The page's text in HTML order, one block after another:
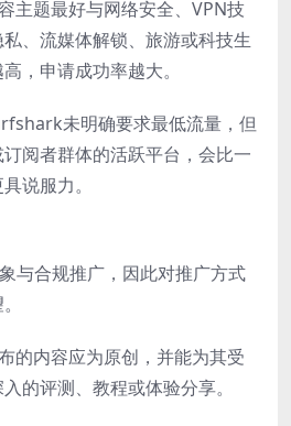
主题最好与网络安全、VPN技
、流媒体解锁、旅游或科技生
，申请成功率越大。
未明确要求最低流量，但
阅者群体的活跃平台，会比一
说服力。
与合规推广，因此对推广方式
的内容应为原创，并能为其受
的评测、教程或体验分享。